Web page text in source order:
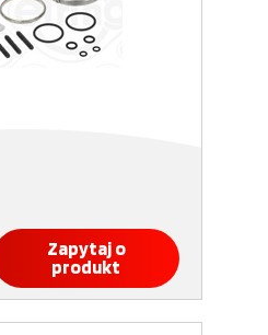
Zapytaj o
produkt